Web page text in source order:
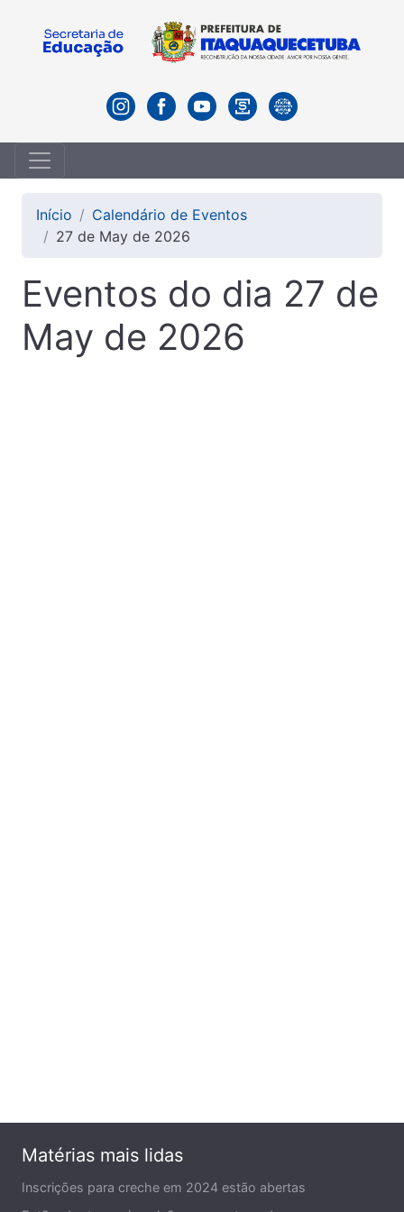
Início
Calendário de Eventos
27 de May de 2026
Eventos do dia 27 de
May de 2026
Matérias mais lidas
Inscrições para creche em 2024 estão abertas